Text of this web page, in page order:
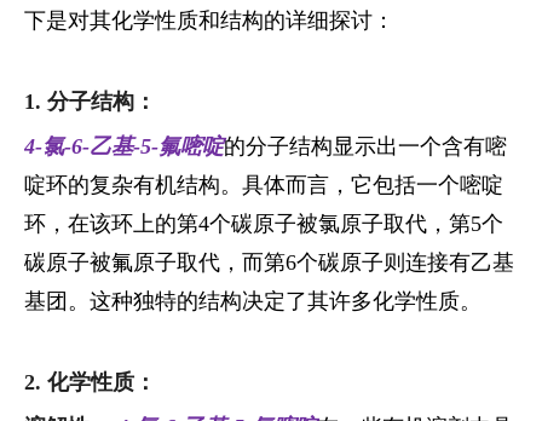
下是对其化学性质和结构的详细探讨：
1. 分子结构：
4-氯-6-乙基-5-氟嘧啶的分子结构显示出一个含有嘧
啶环的复杂有机结构。具体而言，它包括一个嘧啶
环，在该环上的第4个碳原子被氯原子取代，第5个
碳原子被氟原子取代，而第6个碳原子则连接有乙基
基团。这种独特的结构决定了其许多化学性质。
2. 化学性质：